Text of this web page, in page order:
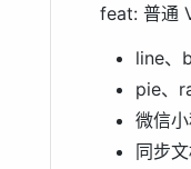
feat: 普通
line、
pie、
微信
同步